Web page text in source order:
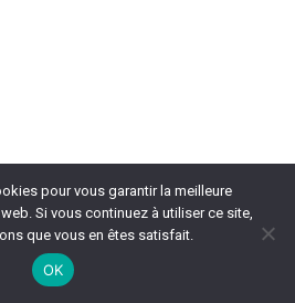
pour vous garantir la meilleure
Si vous continuez à utiliser ce site,
que vous en êtes satisfait.
OK